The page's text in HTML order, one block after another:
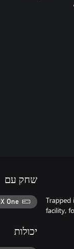
facility,
שחק עם
One
יכולות